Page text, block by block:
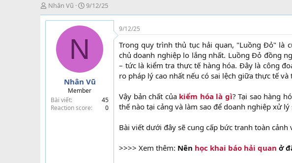
T
h
r
Nhân Vũ
N
g
à
g
i
9/12/25
N
Nhân Vũ
Member
Bài viết
45
Reaction score
0
9/12/25
Trong quy trình thủ tục hải quan, "Luồng Đỏ" là
chủ doanh nghiệp lo lắng nhất. Luồng Đỏ đồng
– tức là kiểm tra thực tế hàng hóa. Đây là công
ro pháp lý cao nhất nếu có sai lệch giữa thực tế và
Vậy bản chất của kiểm hóa là gì? Tại sao hàng
thế nào tại cảng và làm sao để doanh nghiệp xử lý
Bài viết dưới đây sẽ cung cấp bức tranh toàn
>>>> Xem thêm: Nên học khai báo hải quan ở